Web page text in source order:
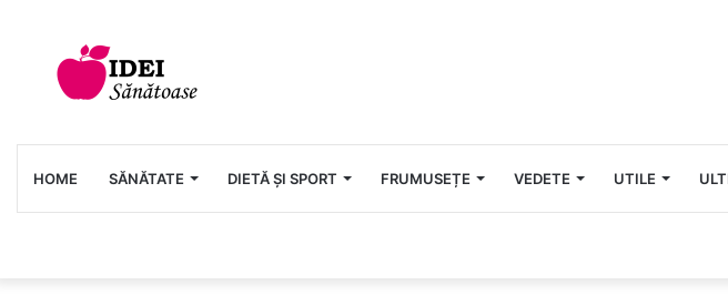
HOME SĂNĂTATE DIETĂ ȘI SPORT FRUMUSEȚE VEDETE UTILE